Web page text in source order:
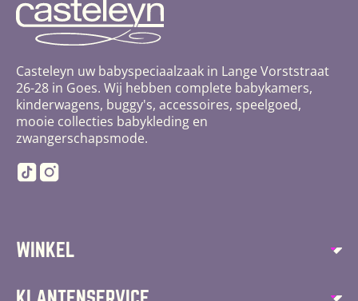
Casteleyn uw babyspeciaalzaak in Lange Vorststraat
26-28 in Goes. Wij hebben complete babykamers,
kinderwagens, buggy's, accessoires, speelgoed,
mooie collecties babykleding en
zwangerschapsmode.
TikTokInstagram
WINKEL
Autostoelen